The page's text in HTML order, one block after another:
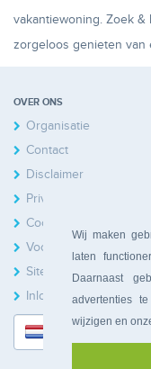
Wij maken
laten
Daarnaast
advertenties
wijzigen en
vakantiewoning. Zoek
zorgeloos genieten van
OVER ONS
Organisatie
Contact
Disclaimer
Privacy
Cookies
Voorwaarden
Sitemap
Inloggen
Nederlands